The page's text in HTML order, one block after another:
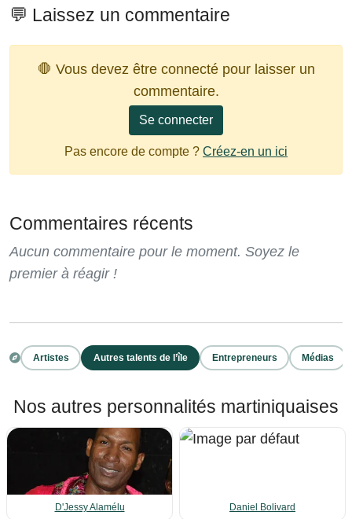
💬 Laissez un commentaire
🛑 Vous devez être connecté pour laisser un
commentaire.
Se connecter
Pas encore de compte ? Créez-en un ici
Commentaires récents
Aucun commentaire pour le moment. Soyez le
premier à réagir !
Artistes Autres talents de l’île Entrepreneurs Médias
Nos autres personnalités martiniquaises
D'Jessy Alamélu Daniel Bolivard